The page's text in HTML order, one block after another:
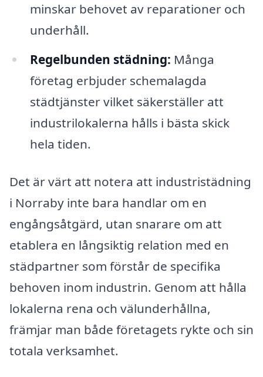
minskar behovet av reparationer och
underhåll.
Regelbunden städning: Många
företag erbjuder schemalagda
städtjänster vilket säkerställer att
industrilokalerna hålls i bästa skick
hela tiden.
Det är värt att notera att industristädning
i Norraby inte bara handlar om en
engångsåtgärd, utan snarare om att
etablera en långsiktig relation med en
städpartner som förstår de specifika
behoven inom industrin. Genom att hålla
lokalerna rena och välunderhållna,
främjar man både företagets rykte och sin
totala verksamhet.